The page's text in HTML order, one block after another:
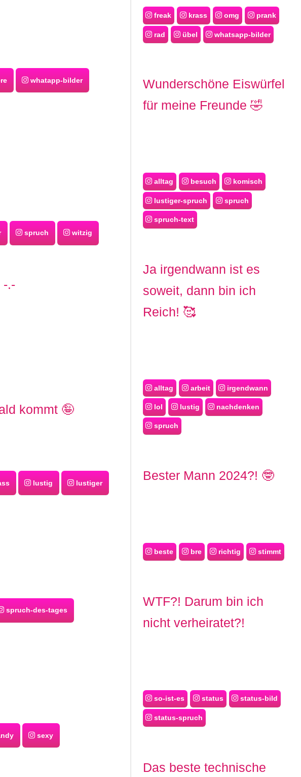
whatapp-bilder
spruch witzig
-.-
kommt 🤪
lustig lustiger
spruch-des-tages
sexy
freak krass omg prank
rad übel whatsapp-bilder
Wunderschöne Eiswürfel
für meine Freunde 🤣
alltag besuch komisch
lustiger-spruch spruch
spruch-text
Ja irgendwann ist es
soweit, dann bin ich
Reich! 🥰
alltag arbeit irgendwann
lol lustig nachdenken
spruch
Bester Mann 2024?! 🤓
beste bre richtig stimmt
WTF?! Darum bin ich
nicht verheiratet?!
so-ist-es status status-bild
status-spruch
Das beste technische